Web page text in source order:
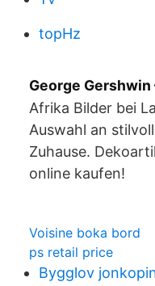
topHz
George Gershwin
Afrika Bilder bei
Auswahl an
Zuhause.
online kaufen!
Voisine boka bord
ps retail price
Bygglov